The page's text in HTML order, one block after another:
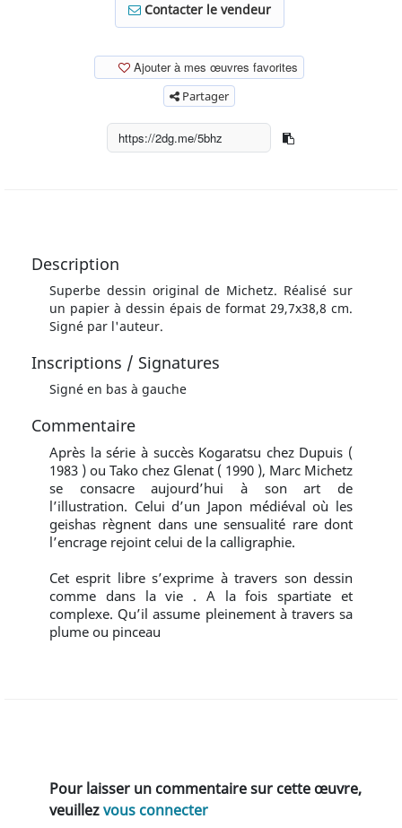
Contacter le vendeur
Ajouter à mes œuvres favorites
Partager
Description
Superbe dessin original de Michetz. Réalisé sur
un papier à dessin épais de format 29,7x38,8 cm.
Signé par l'auteur.
Inscriptions / Signatures
Signé en bas à gauche
Commentaire
Après la série à succès Kogaratsu chez Dupuis (
1983 ) ou Tako chez Glenat ( 1990 ), Marc Michetz
se consacre aujourd’hui à son art de
l’illustration. Celui d’un Japon médiéval où les
geishas règnent dans une sensualité rare dont
l’encrage rejoint celui de la calligraphie.
Cet esprit libre s’exprime à travers son dessin
comme dans la vie . A la fois spartiate et
complexe. Qu’il assume pleinement à travers sa
plume ou pinceau
Pour laisser un commentaire sur cette œuvre,
veuillezvous connecter